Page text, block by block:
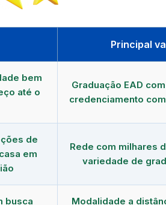
Principal
bem
até o
Graduação EAD
credenciamento
de
em
Rede com milhares
variedade de
busca
Modalidade a